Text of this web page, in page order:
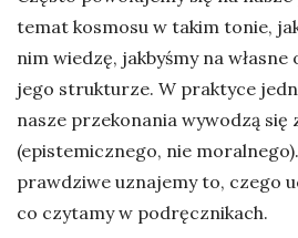
temat kosmosu w takim tonie,
nim wiedzę, jakbyśmy na
jego strukturze. W praktyce
nasze przekonania wywodzą
(epistemicznego, nie
prawdziwe uznajemy to, czego
co czytamy w podręcznikach.